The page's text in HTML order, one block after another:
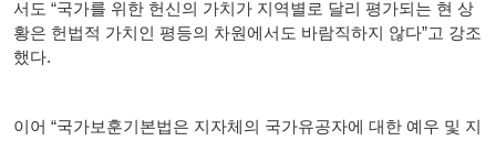
서도 “국가를 위한 헌신의 가치가 지역별로 달리 평가되는 현 상
황은 헌법적 가치인 평등의 차원에서도 바람직하지 않다”고 강조
했다.
이어 “국가보훈기본법은 지자체의 국가유공자에 대한 예우 및 지